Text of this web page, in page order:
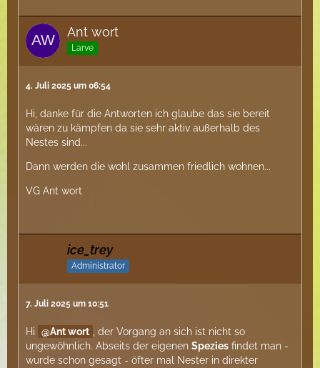
Ant wort
Larve
4. Juli 2025 um 06:54
Hi, danke für die Antworten ich glaube das sie bereit
wären zu kämpfen da sie sehr aktiv außerhalb des
Nestes sind...
Dann werden die wohl zusammen friedlich wohnen...
VG Ant wort
ice_trey
Administrator
7. Juli 2025 um 10:51
Hi Ant wort
, der Vorgang an sich ist nicht so
ungewöhnlich. Abseits der eigenen Spezies findet man -
wurde schon gesagt - öfter mal Nester in direkter